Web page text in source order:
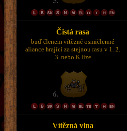
Čistá rasa
buď členem vítězné osmičlenné
aliance hrající za stejnou rasu v 1. 2.
3. nebo K lize
Vítězná vlna